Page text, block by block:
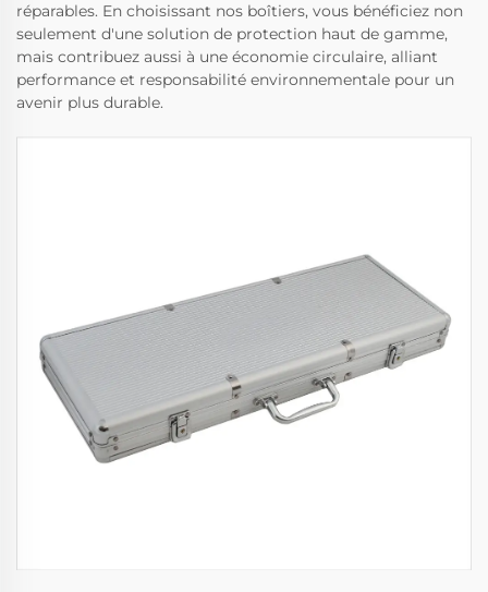
réparables. En choisissant nos boîtiers, vous bénéficiez non
seulement d'une solution de protection haut de gamme,
mais contribuez aussi à une économie circulaire, alliant
performance et responsabilité environnementale pour un
avenir plus durable.